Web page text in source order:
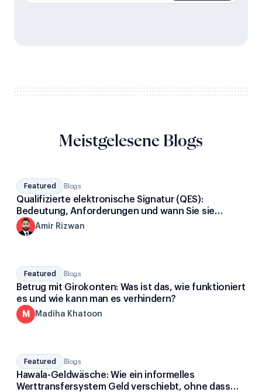
Meistgelesene Blogs
Featured Blogs
Qualifizierte elektronische Signatur (QES):
Bedeutung, Anforderungen und wann Sie sie
benötigen
A Amir Rizwan
Featured Blogs
Betrug mit Girokonten: Was ist das, wie funktioniert
es und wie kann man es verhindern?
M Madiha Khatoon
Featured Blogs
Hawala-Geldwäsche: Wie ein informelles
Werttransfersystem Geld verschiebt, ohne dass